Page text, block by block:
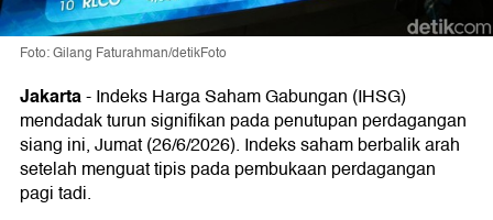
Foto: Gilang Faturahman/detikFoto
Jakarta-Indeks Harga Saham Gabungan (IHSG)
mendadak turun signifikan pada penutupan perdagangan
siang ini, Jumat (26/6/2026). Indeks saham berbalik arah
setelah menguat tipis pada pembukaan perdagangan
pagi tadi.